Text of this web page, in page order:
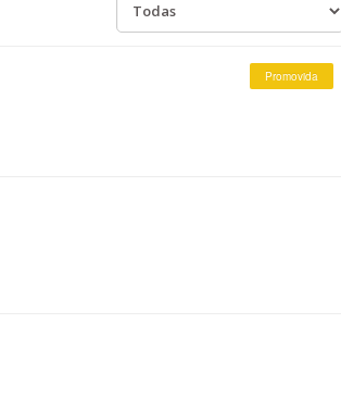
Promovida